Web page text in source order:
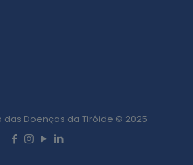
das Doenças da Tiróide © 2025